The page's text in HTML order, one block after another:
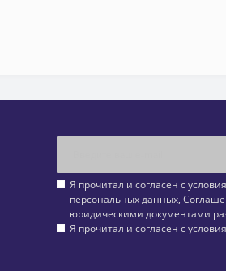
Я прочитал и согласен с
персональных данных,
юридическими документами
Я прочитал и согласен с